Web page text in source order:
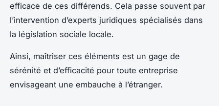
efficace de ces différends. Cela passe souvent par
l’intervention d’experts juridiques spécialisés dans
la législation sociale locale.
Ainsi, maîtriser ces éléments est un gage de
sérénité et d’efficacité pour toute entreprise
envisageant une embauche à l’étranger.